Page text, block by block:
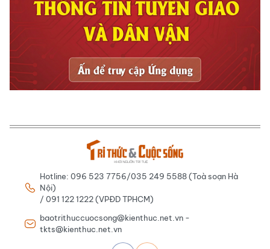
Hotline: 096 523 7756/035 249 5588 (Toà soạn Hà
Nội)
/ 091 122 1222 (VPĐD TPHCM)
baotrithuccuocsong@kienthuc.net.vn -
tkts@kienthuc.net.vn